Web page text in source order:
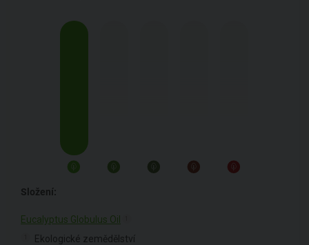
Složení:
Eucalyptus Globulus Oil
Ekologické zemědělství